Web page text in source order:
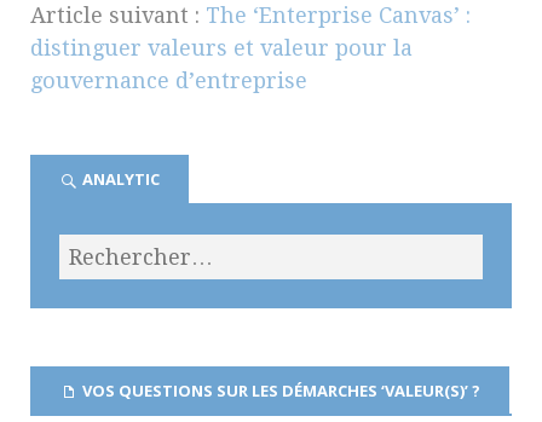
Article suivant : The ‘Enterprise Canvas’ :
distinguer valeurs et valeur pour la
gouvernance d’entreprise
ANALYTIC
VOS QUESTIONS SUR LES DÉMARCHES ‘VALEUR(S)’ ?